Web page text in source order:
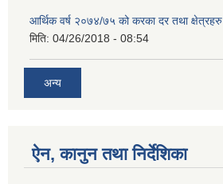
आर्थिक वर्ष २०७४/७५ को करका दर तथा क्षेत्रहरु
मिति: 04/26/2018 - 08:54
अन्य
ऐन, कानुन तथा निर्देशिका